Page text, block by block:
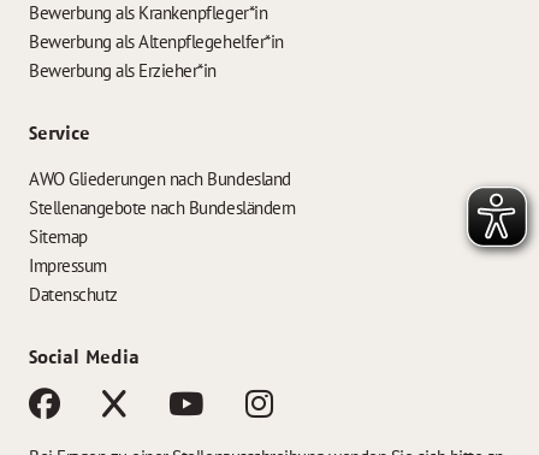
Bewerbung als Krankenpfleger*in
Bewerbung als Altenpflegehelfer*in
Bewerbung als Erzieher*in
Service
AWO Gliederungen nach Bundesland
Stellenangebote nach Bundesländern
Sitemap
Impressum
Datenschutz
Social Media